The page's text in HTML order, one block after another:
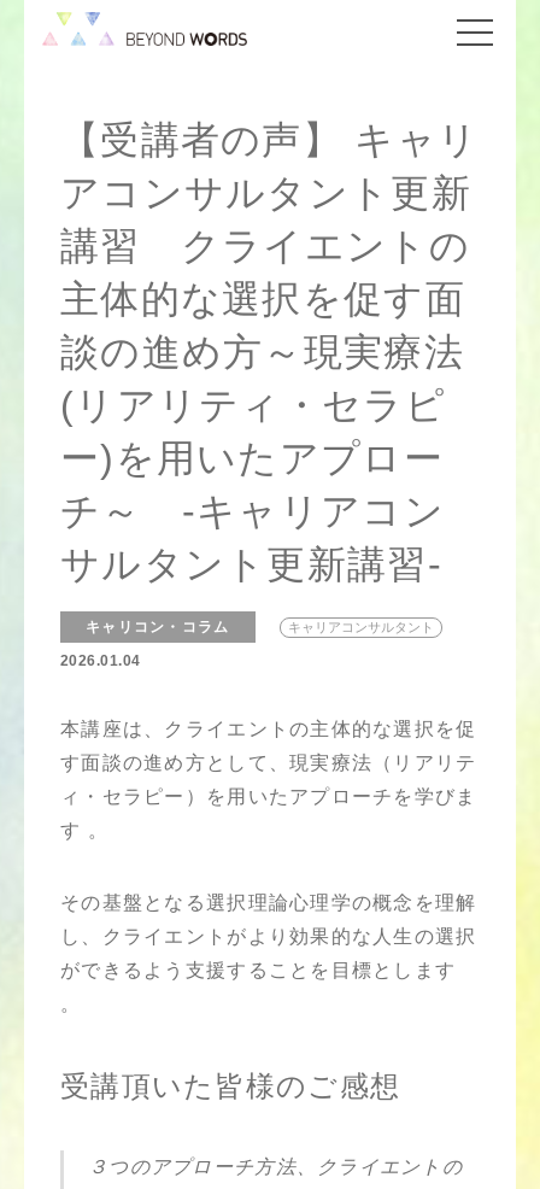
【受講者の声】 キャリ
アコンサルタント更新
講習 クライエントの
主体的な選択を促す面
談の進め方～現実療法
(リアリティ・セラピ
ー)を用いたアプロー
チ～ -キャリアコン
サルタント更新講習-
キャリコン・コラム キャリアコンサルタント
2026.01.04
本講座は、クライエントの主体的な選択を促
す面談の進め方として、現実療法（リアリテ
ィ・セラピー）を用いたアプローチを学びま
す 。
その基盤となる選択理論心理学の概念を理解
し、クライエントがより効果的な人生の選択
ができるよう支援することを目標とします
。
受講頂いた皆様のご感想
３つのアプローチ方法、クライエントの